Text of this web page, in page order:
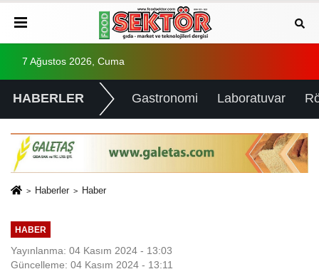
7 Ağustos 2026, Cuma
HABERLER Gastronomi Laboratuvar
Haberler Haber
HABER
Yayınlanma: 04 Kasım 2024 - 13:03
Güncelleme: 04 Kasım 2024 - 13:11